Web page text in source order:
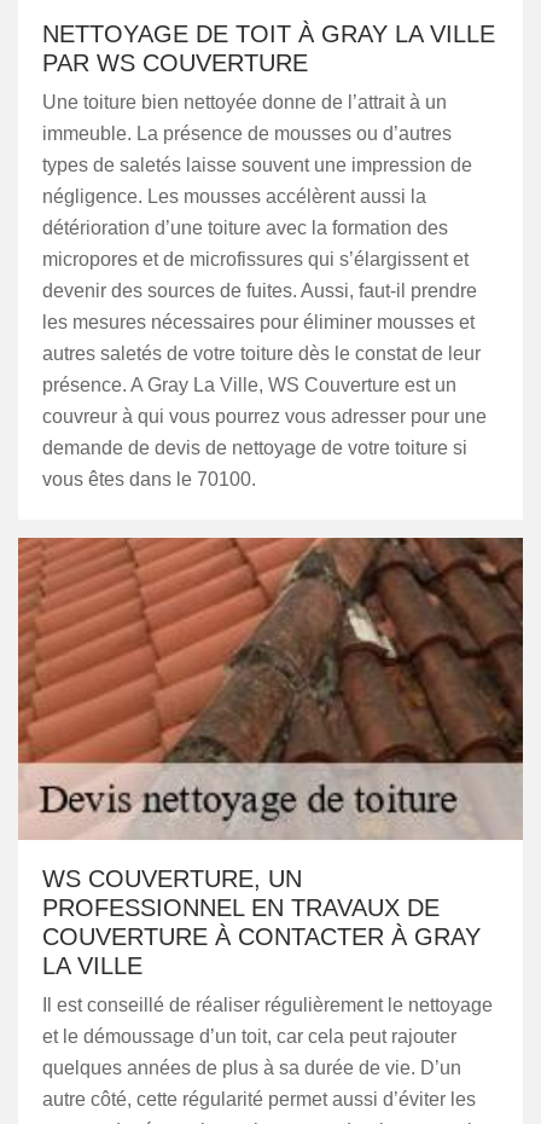
NETTOYAGE DE TOIT À GRAY LA VILLE
PAR WS COUVERTURE
Une toiture bien nettoyée donne de l’attrait à un
immeuble. La présence de mousses ou d’autres
types de saletés laisse souvent une impression de
négligence. Les mousses accélèrent aussi la
détérioration d’une toiture avec la formation des
micropores et de microfissures qui s’élargissent et
devenir des sources de fuites. Aussi, faut-il prendre
les mesures nécessaires pour éliminer mousses et
autres saletés de votre toiture dès le constat de leur
présence. A Gray La Ville, WS Couverture est un
couvreur à qui vous pourrez vous adresser pour une
demande de devis de nettoyage de votre toiture si
vous êtes dans le 70100.
WS COUVERTURE, UN
PROFESSIONNEL EN TRAVAUX DE
COUVERTURE À CONTACTER À GRAY
LA VILLE
Il est conseillé de réaliser régulièrement le nettoyage
et le démoussage d’un toit, car cela peut rajouter
quelques années de plus à sa durée de vie. D’un
autre côté, cette régularité permet aussi d’éviter les